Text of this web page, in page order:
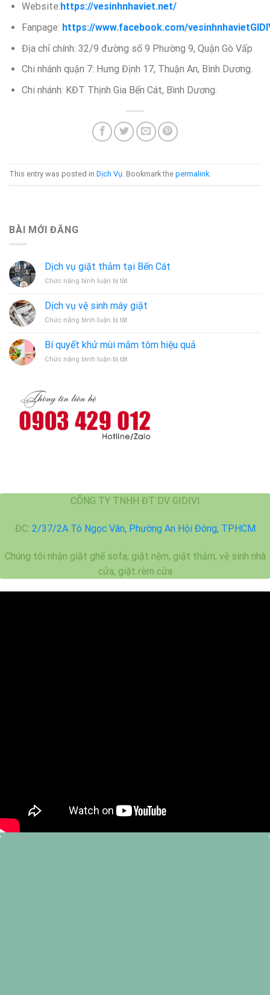
Website: https://vesinhnhaviet.net/
Fanpage: https://www.facebook.com/
Địa chỉ chính: 32/9 đường số 9 Phường 9, Quận Gò Vấp
Chi nhánh quận 7: Hưng Định 17, Thuận An, Bình Dương.
Chi nhánh: KĐT Thịnh Gia Bến Cát, Bình Dương.
This entry was posted in Dịch Vụ. Bookmark the permalink.
BÀI MỚI ĐĂNG
Dịch vụ giặt thảm tại Bến Cát
Chức năng bình luận bị tắtở
giặt
thảm
Bến
Dịch vụ vệ sinh máy giặt
Chức năng bình luận bị tắtở
vụ
vệ
sinh
Bí quyết khử mùi mắm tôm hiệu quả
Chức năng bình luận bị tắtở
mắm
hiệu
quả
CÔNG TY TNHH ĐT DV GIDIVI
ĐC: 2/37/2A Tô Ngọc Vân, Phường An Hội Đông, TPHCM
Chúng tôi nhận giặt ghế sofa, giặt nệm, giặt thảm, vệ sinh nhà
cửa, giặt rèm cửa